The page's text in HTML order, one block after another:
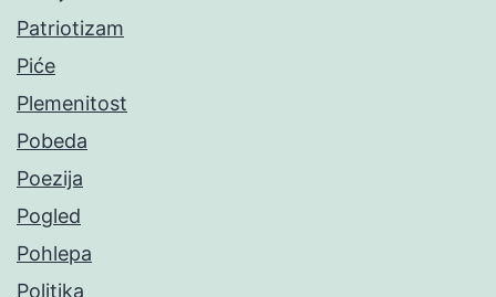
Patriotizam
Piće
Plemenitost
Pobeda
Poezija
Pogled
Pohlepa
Politika